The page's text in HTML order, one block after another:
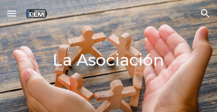
Skip to main content Skip to navigation
La Asociación